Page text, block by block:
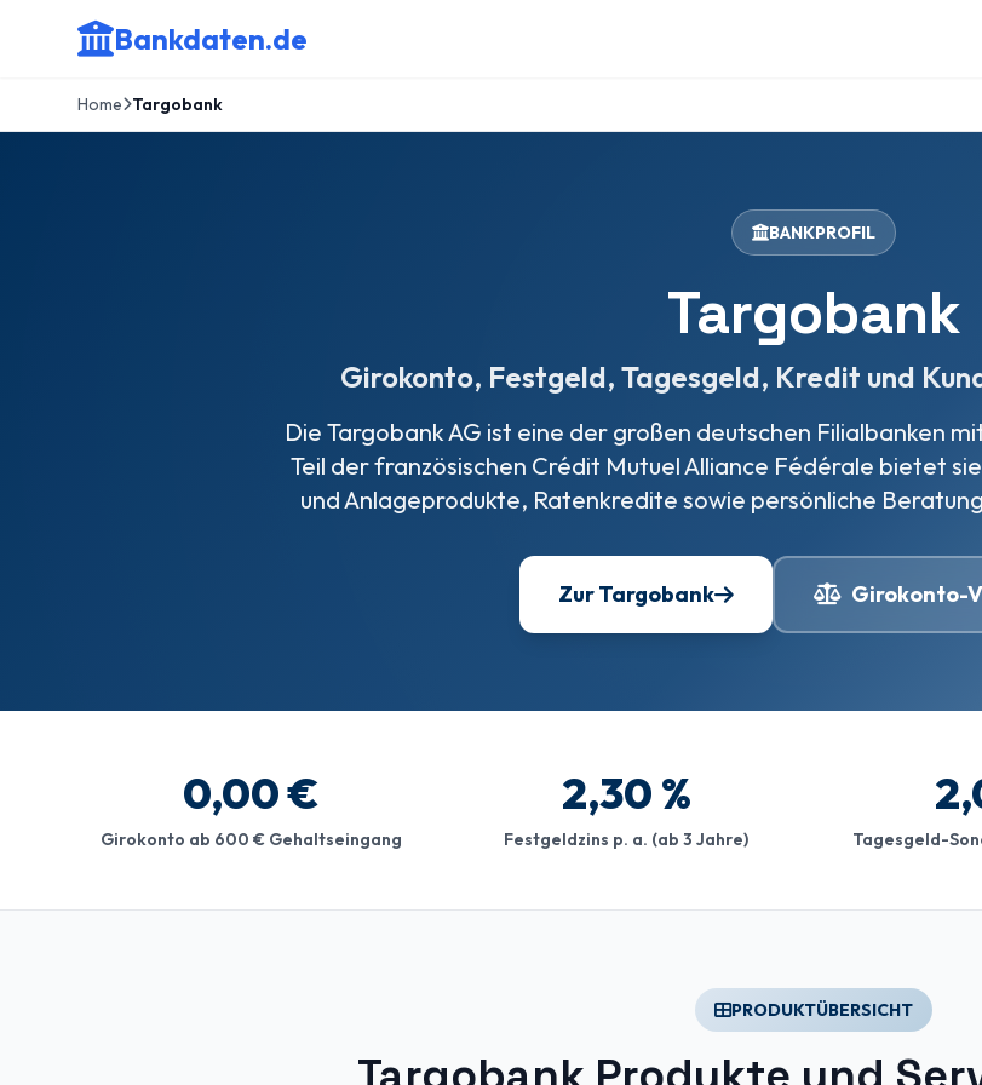
Bankdaten.de
Home Targobank
BANKPROFIL
Targobank
Girokonto, Festgeld, Tagesgeld, Kredit und
Die Targobank AG ist eine der großen deutschen Filialbanken
Teil der französischen Crédit Mutuel Alliance Fédérale bietet
und Anlageprodukte, Ratenkredite sowie persönliche
Zur Targobank Girokonto-
0,00 €
Girokonto ab 600 € Gehaltseingang
2,30 %
Festgeldzins p. a. (ab 3 Jahre) Tagesgeld-
PRODUKTÜBERSICHT